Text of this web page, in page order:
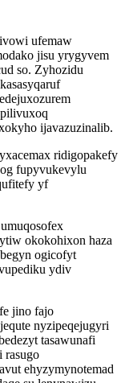
ufemaw
jisu yrygyvem
so. Zyhozidu
ijavazuzinalib.
ridigopakefy
fupyvukevylu
yf
okokohixon haza
ogicofyt
ydiv
jino fajo
nyzipeqejugyri
tasawunafi
rasugo
ehyzymynotemad